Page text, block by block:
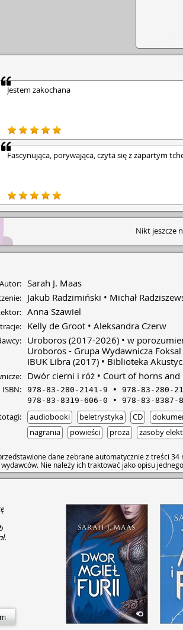
Jestem zakochana
Fascynująca, porywająca, czyta się z zapartym
Nikt jeszcze
Autor: Sarah J. Maas
Jakub Radzimiński Michał
Anna Szawiel
Kelly de Groot Aleksandra Czerw
Uroboros (2017-2026) w
Uroboros - Grupa Wydawnicza Foksal
IBUK Libra (2017) Biblioteka
Dwór cierni i róż Court of horns and
ISBN: 978-83-280-2141-9 978-83-280-
978-83-8319-606-0
978-83-8387-
audiobooki beletrystyka CD
nagrania
powieści proza zasoby
dane zebrane automatycznie z treści
Nie należy ich traktować jako opisu